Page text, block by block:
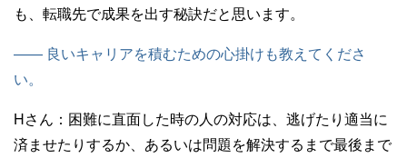
も、転職先で成果を出す秘訣だと思います。
—— 良いキャリアを積むための心掛けも教えてくださ
い。
Hさん： 困難に直面した時の人の対応は、逃げたり適当に
済ませたりするか、あるいは問題を解決するまで最後まで